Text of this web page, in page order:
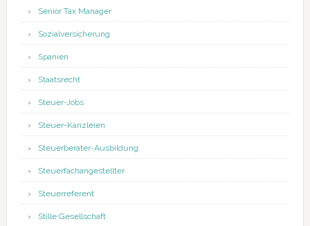
Senior Tax Manager
Sozialversicherung
Spanien
Staatsrecht
Steuer-Jobs
Steuer-Kanzleien
Steuerberater-Ausbildung
Steuerfachangestellter
Steuerreferent
Stille Gesellschaft